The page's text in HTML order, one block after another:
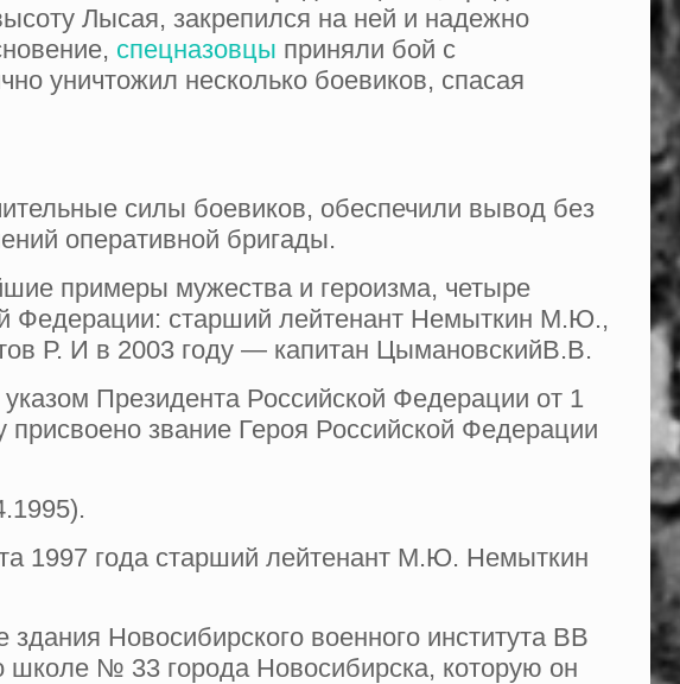
Лысая, закрепился на ней и надежно
спецназовцы приняли бой с
уничтожил несколько боевиков, спасая
силы боевиков, обеспечили вывод без
оперативной бригады.
примеры мужества и героизма, четыре
Федерации: старший лейтенант Немыткин М.Ю.,
Р. И в 2003 году — капитан ЦымановскийВ.В.
Президента Российской Федерации от 1
звание Героя Российской Федерации
1997 года старший лейтенант М.Ю. Немыткин
Новосибирского военного института ВВ
№ 33 города Новосибирска, которую он